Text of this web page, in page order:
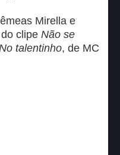
Mirella e
clipe Não se
talentinho, de MC